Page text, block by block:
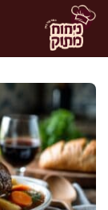
לדלג
לתוכן